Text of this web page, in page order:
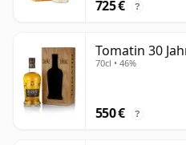
725 € ?
Tomatin 30
70cl • 46%
550 € ?